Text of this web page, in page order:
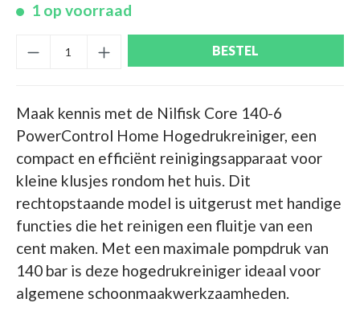
1 op voorraad
BESTEL
Maak kennis met de Nilfisk Core 140-6
PowerControl Home Hogedrukreiniger, een
compact en efficiënt reinigingsapparaat voor
kleine klusjes rondom het huis. Dit
rechtopstaande model is uitgerust met handige
functies die het reinigen een fluitje van een
cent maken. Met een maximale pompdruk van
140 bar is deze hogedrukreiniger ideaal voor
algemene schoonmaakwerkzaamheden.